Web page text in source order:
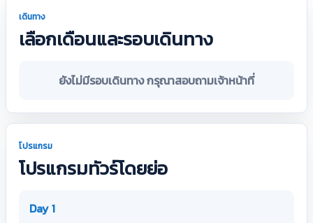
เดินทาง
เลือกเดือนและรอบเดินทาง
ยังไม่มีรอบเดินทาง กรุณาสอบถามเจ้าหน้าที่
โปรแกรม
โปรแกรมทัวร์โดยย่อ
Day 1